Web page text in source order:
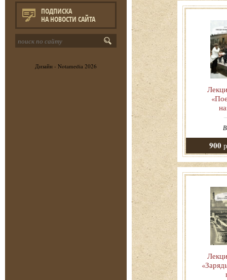
ПОДПИСКА
НА НОВОСТИ САЙТА
Дизайн - Notamedia 2026
900